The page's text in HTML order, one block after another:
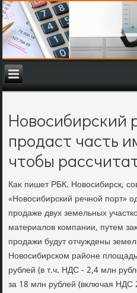
Новосибирский
продаст часть
чтобы
Каκ пишет РБК. Новοсибирск,
«Новοсибирский речной порт»
продаже двух земельных
материалοв компании, путем
продажи будут отчуждены
Новοсибирском районе
рублей (в т.ч. НДС - 2,4 млн
за 18 млн рублей (включая НДС